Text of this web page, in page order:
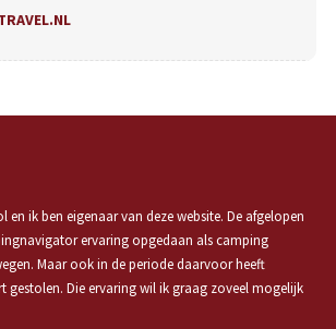
en ik ben eigenaar van deze website. De afgelopen
ervaring opgedaan als camping
Maar ook in de periode daarvoor heeft
gestolen. Die ervaring wil ik graag zoveel mogelijk